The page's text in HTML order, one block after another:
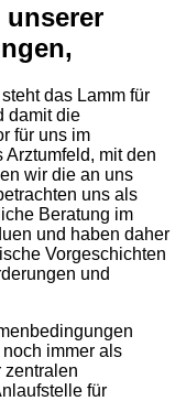
das Lamm für
damit die
für uns im
mit den
wir die an uns
uns als
Beratung im
und haben daher
Vorgeschichten
und
immer als
zentralen
für